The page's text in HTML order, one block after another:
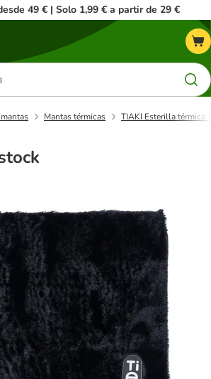
49 € | Solo 1,99 € a partir de 29 €
Mantas térmicas TIAKI Esterilla térmica